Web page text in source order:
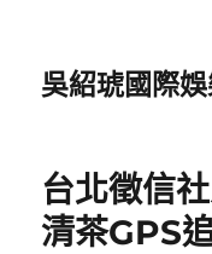
吳紹琥國際
台北徵信
清茶GPS